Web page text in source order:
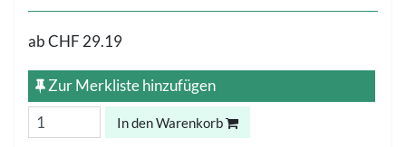
abCHF 29.19
Zur Merkliste hinzufügen
In den Warenkorb